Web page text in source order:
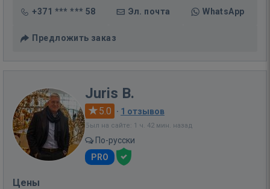
+371 *** *** 58 Эл. почта WhatsApp
Предложить заказ
Juris B.
5.0 · 1 отзывов
Был на сайте: 1 ч. 42 мин. назад
По-русски
PRO
Цены